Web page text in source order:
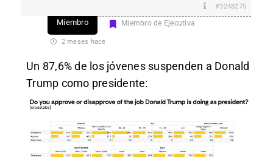
#3248275
Miembro Miembro de Ejecutiva
2 meses hace
Un 87,6% de los jóvenes suspenden a Donald
Trump como presidente: